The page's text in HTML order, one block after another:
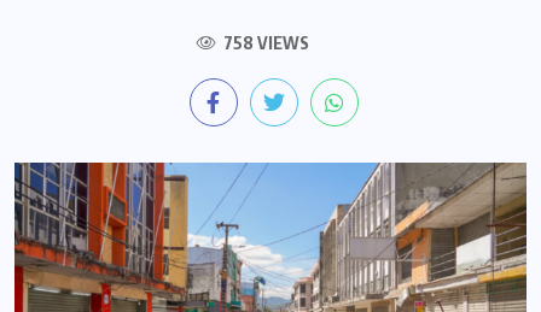
758 VIEWS